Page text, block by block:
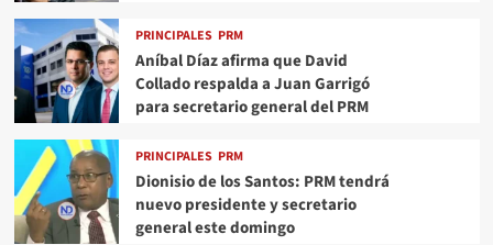
PRINCIPALES PRM
Aníbal Díaz afirma que David
Collado respalda a Juan Garrigó
para secretario general del PRM
PRINCIPALES PRM
Dionisio de los Santos: PRM tendrá
nuevo presidente y secretario
general este domingo